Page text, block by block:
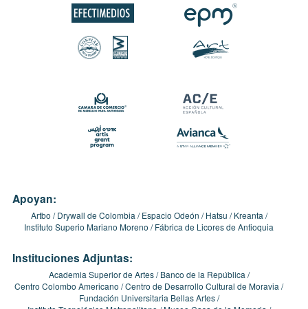
Apoyan:
Artbo Drywall de Colombia Espacio Odeón Hatsu
Kreanta
Instituto Superio Mariano Moreno
Fábrica de Licores de Antioquia
Instituciones Adjuntas:
Academia Superior de Artes
Banco de la República
Centro Colombo Americano Centro de Desarrollo Cultural de Moravia
Fundación Universitaria Bellas Artes